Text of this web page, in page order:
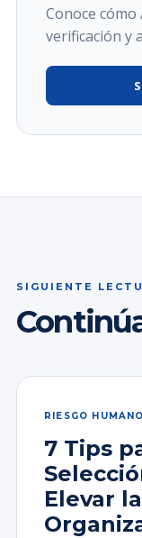
Conoce
verificación y
SIGUIENTE
RIESGO HUMANO
7 Tips
Elevar